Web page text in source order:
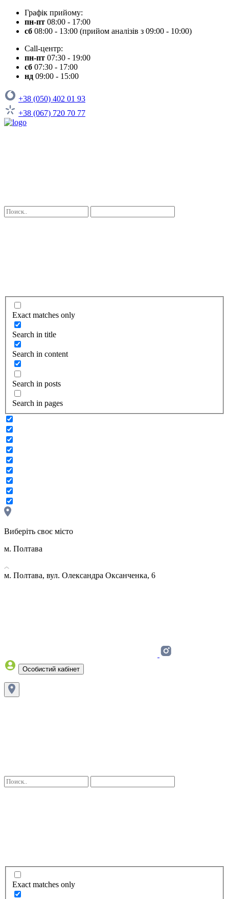
Графік прийому:
пн-пт 08:00 - 17:00
сб 08:00 - 13:00 (прийом аналізів з 09:00 - 10:00)
Call-центр:
пн-пт 07:30 - 19:00
сб 07:30 - 17:00
нд 09:00 - 15:00
+38 (050) 402 01 93
+38 (067) 720 70 77
Exact matches only
Search in title
Search in content
Search in posts
Search in pages
Виберіть своє місто
м. Полтава
м. Полтава, вул. Олександра Оксанченка, 6
Особистий кабінет
Exact matches only